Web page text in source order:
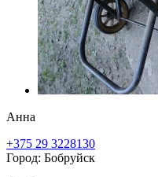
Анна
+375 29 3228130
Город: Бобруйск